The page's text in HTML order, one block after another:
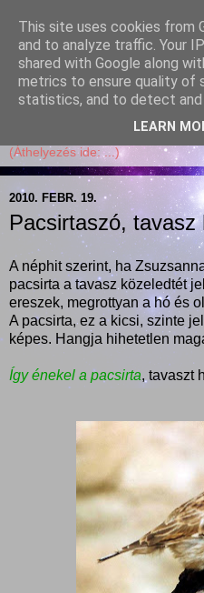
Garffyka
Szösszenetek a
receptekkel, vidámsággal,
2010. FEBR. 19.
Pacsirtaszó, tavasz
A néphit szerint, ha
pacsirta a tavasz közeledtét
ereszek, megrottyan a hó és
A pacsirta, ez a kicsi, szinte
képes. Hangja hihetetlen
Így énekel a pacsirta, tavaszt
This site uses cookies from
and to analyze traffic. Your
shared with Google along
metrics to ensure quality of
statistics, and to detect and
LEARN